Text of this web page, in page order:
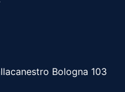
Bologna 103